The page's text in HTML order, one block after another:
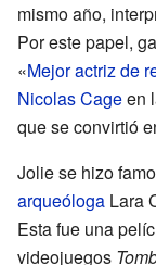
mismo año,
Por este papel,
«Mejor actriz de
Nicolas Cageen
que se convirtió
Jolie se hizo
arqueóloga Lara
Esta fue una
videojuegos